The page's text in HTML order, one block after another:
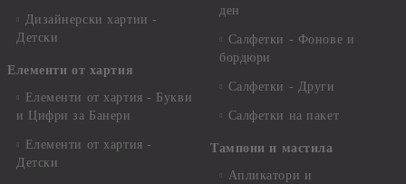
Дизайнерски хартии -
Детски
Елементи от хартия
Елементи от хартия - Букви
и Цифри за Банери
Елементи от хартия -
Детски
ден
Салфетки - Фонове и
бордюри
Салфетки - Други
Салфетки на пакет
Тампони и мастила
Апликатори и